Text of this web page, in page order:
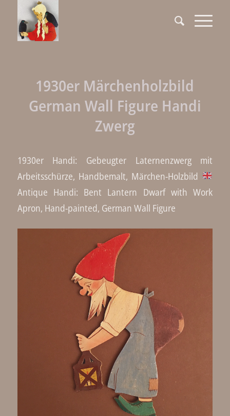
1930er Märchenholzbild
German Wall Figure Handi
Zwerg
1930er Handi: Gebeugter Laternenzwerg mit
Arbeitsschürze, Handbemalt, Märchen-Holzbild
Antique Handi: Bent Lantern Dwarf with Work
Apron, Hand-painted, German Wall Figure